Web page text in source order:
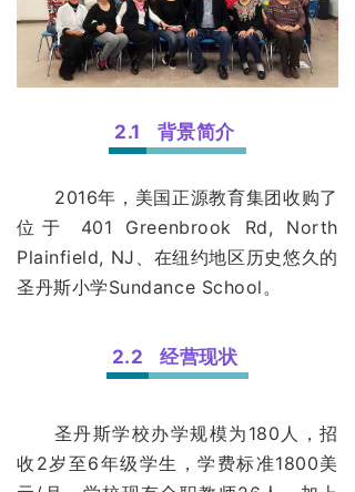
2.1 背景简介
2016年，美国正源教育集团收购了
位于 401 Greenbrook Rd, North
Plainfield, NJ、在纽约地区历史悠久的
圣丹斯小学Sundance School。
2.2 经营现状
圣丹斯学校办学规模为180人，招
收2岁至6年级学生，学费标准1800美